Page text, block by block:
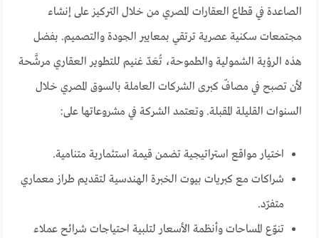
الصاعدة في قطاع العقارات المصري من خلال التركيز على إنشاء
مجتمعات سكنية عصرية ترتقي بمعايير الجودة والتصميم. بفضل
هذه الرؤية الشمولية والطموحة، تُعَدّ غنيم للتطوير العقاري مرشَّحة
لأن تصبح في مصافّ كبرى الشركات العاملة بالسوق المصري خلال
السنوات القليلة المقبلة. وتعتمد الشركة في مشروعاتها على:
اختيار مواقع استراتيجية تضمن قيمة استثمارية متنامية.
شراكات مع كبريات بيوت الخبرة الهندسية لتقديم طراز معماري
متفرّد.
تنوّع المساحات وأنظمة الأسعار لتلبية احتياجات شرائح عملاء